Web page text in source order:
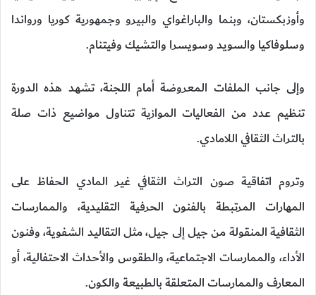
وأوزبكستان، وبنما والباراغواي والبيرو وجمهورية كوريا ورواندا
وسلوفاكيا والسويد وسويسرا والتشيك وفيتنام.
وإلى جانب الملفات المعروضة أمام اللجنة، تشهد هذه الدورة
تنظيم عدد من الفعاليات الموازية تتناول مواضيع ذات صلة
بالتراث الثقافي اللامادي.
وتروم اتفاقية صون التراث الثقافي غير المادي الحفاظ على
المهارات المرتبطة بالفنون الحرفية التقليدية، والممارسات
الثقافية المنقولة من جيل إلى جيل، مثل التقاليد الشفوية، وفنون
الأداء، والممارسات الاجتماعية، والطقوس والأحداث الاحتفالية، أو
المعارف والممارسات المتعلقة بالطبيعة والكون.